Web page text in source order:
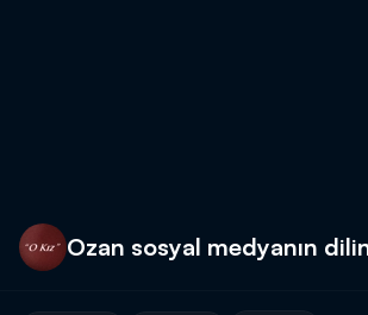
Ozan sosyal medyanın